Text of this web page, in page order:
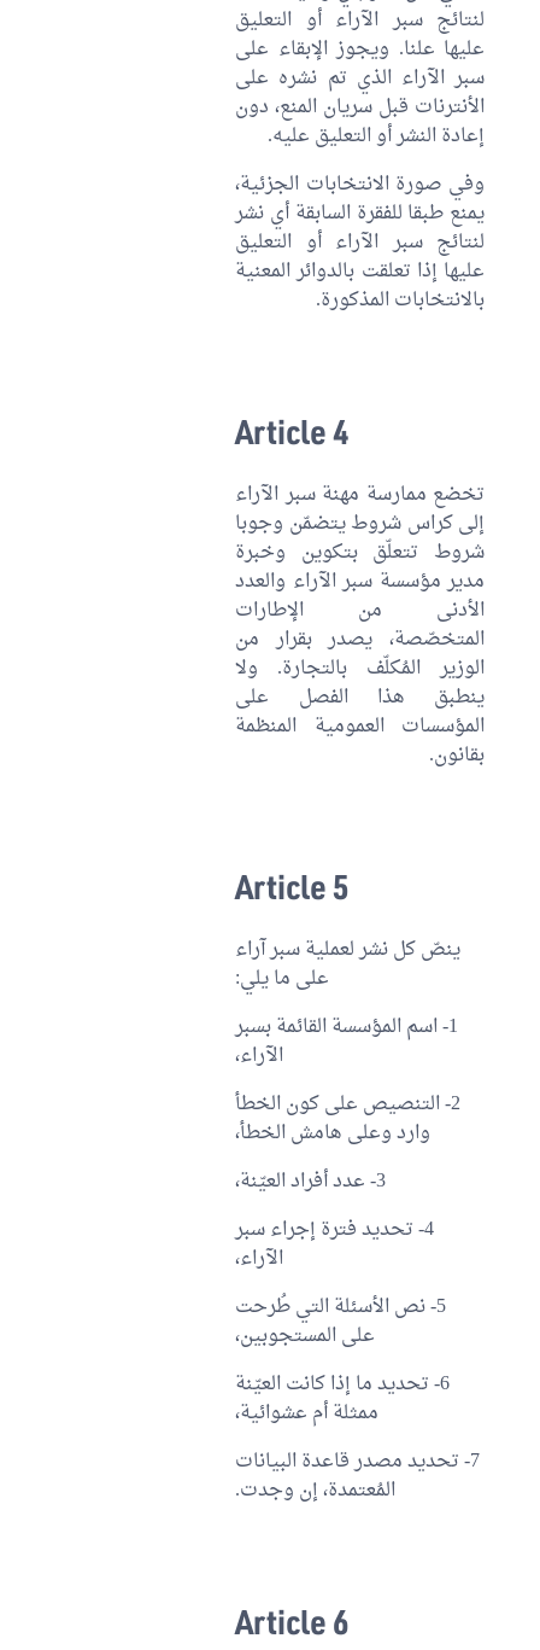
لنتائج سبر الآراء أو التعليق
عليها علنا. ويجوز الإبقاء على
سبر الآراء الذي تم نشره على
الأنترنات قبل سريان المنع، دون
إعادة النشر أو التعليق عليه.
وفي صورة الانتخابات الجزئية،
يمنع طبقا للفقرة السابقة أي نشر
لنتائج سبر الآراء أو التعليق
عليها إذا تعلقت بالدوائر المعنية
بالانتخابات المذكورة.
Article 4
تخضع ممارسة مهنة سبر الآراء
إلى كراس شروط يتضمّن وجوبا
شروط تتعلّق بتكوين وخبرة
مدير مؤسسة سبر الآراء والعدد
الأدنى من الإطارات
المتخصّصة، يصدر بقرار من
الوزير المُكلّف بالتجارة. ولا
ينطبق هذا الفصل على
المؤسسات العمومية المنظمة
بقانون.
Article 5
ينصّ كل نشر لعملية سبر آراء
على ما يلي:
1- اسم المؤسسة القائمة بسبر
الآراء،
2- التنصيص على كون الخطأ
وارد وعلى هامش الخطأ،
3- عدد أفراد العيّنة،
4- تحديد فترة إجراء سبر
الآراء،
5- نص الأسئلة التي طُرحت
على المستجوبين،
6- تحديد ما إذا كانت العيّنة
ممثلة أم عشوائية،
7- تحديد مصدر قاعدة البيانات
المُعتمدة، إن وجدت.
Article 6